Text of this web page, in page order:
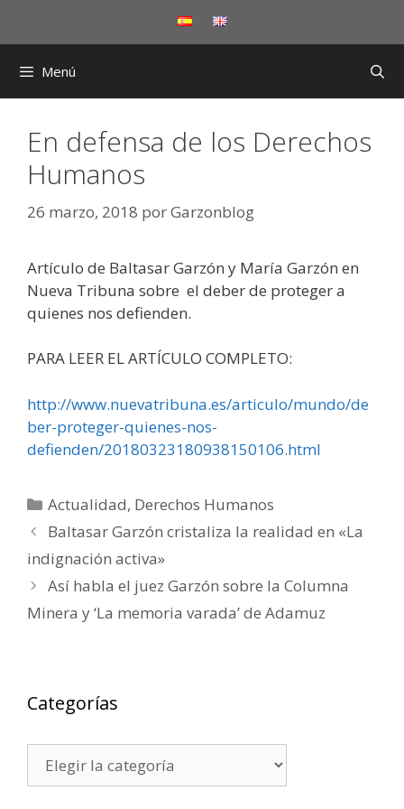
Menú
En defensa de los Derechos
Humanos
26 marzo, 2018 porGarzonblog
Artículo de Baltasar Garzón y María Garzón en
Nueva Tribuna sobre el deber de proteger a
quienes nos defienden.
PARA LEER EL ARTÍCULO COMPLETO:
http://www.nuevatribuna.es/articulo/mundo/de
ber-proteger-quienes-nos-
defienden/20180323180938150106.html
Categorías
Actualidad, Derechos Humanos
Baltasar Garzón cristaliza la realidad en «La
indignación activa»
Así habla el juez Garzón sobre la Columna
Minera y ‘La memoria varada’ de Adamuz
Categorías